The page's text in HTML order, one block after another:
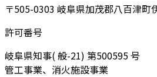
〒505-0303 岐阜県加茂郡八百津町
許可番号
岐阜県知事( 般-21) 第500595 号
管工事業、消火施設事業